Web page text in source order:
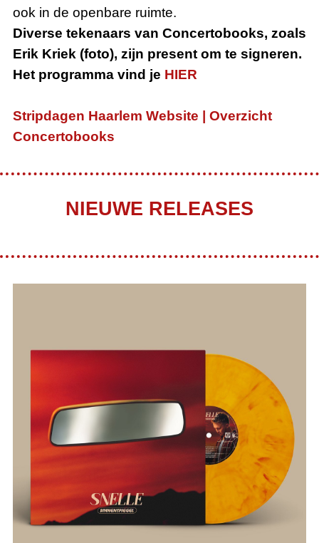
ook in de openbare ruimte.
Diverse tekenaars van Concertobooks, zoals
Erik Kriek (foto), zijn present om te signeren.
Het programma vind je HIER
Stripdagen Haarlem Website | Overzicht
Concertobooks
NIEUWE RELEASES